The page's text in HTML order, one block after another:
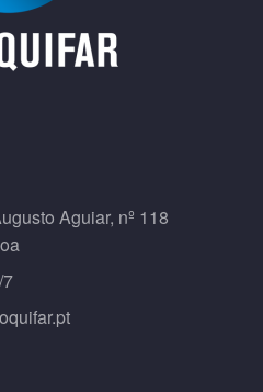
Aguiar, nº 118